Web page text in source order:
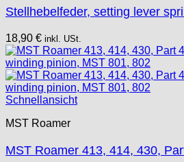
Stellhebelfeder, setting lever
18,90 € inkl. USt.
Schnellansicht
MST Roamer
MST Roamer 413, 414, 430,